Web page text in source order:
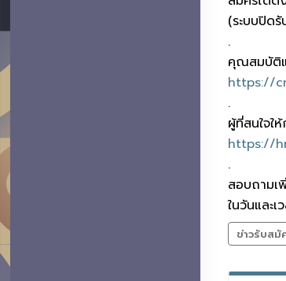
(ระบบปิด
.
คุณสมบัติแ
https://
.
ผู้ที่สนใจใ
https://
.
สอบถามเ
ในวันและ
ข่าวรับสมั